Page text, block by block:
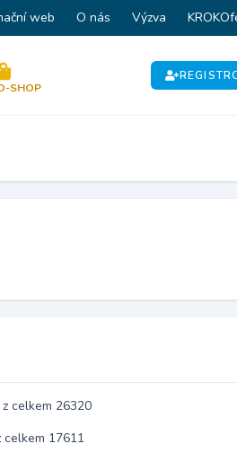
web O nás Výzva
SHOP
z celkem 26320
celkem 17611